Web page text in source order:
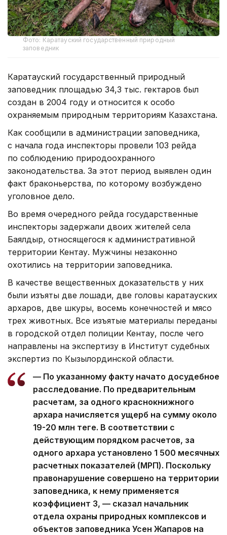
Фото: Каратауский государственный природный
заповедник
Каратауский государственный природный
заповедник площадью 34,3 тыс. гектаров был
создан в 2004 году и относится к особо
охраняемым природным территориям Казахстана.
Как сообщили в администрации заповедника,
с начала года инспекторы провели 103 рейда
по соблюдению природоохранного
законодательства. За этот период выявлен один
факт браконьерства, по которому возбуждено
уголовное дело.
Во время очередного рейда государственные
инспекторы задержали двоих жителей села
Баялдыр, относящегося к административной
территории Кентау. Мужчины незаконно
охотились на территории заповедника.
В качестве вещественных доказательств у них
были изъяты две лошади, две головы каратауских
архаров, две шкуры, восемь конечностей и мясо
трех животных. Все изъятые материалы переданы
в городской отдел полиции Кентау, после чего
направлены на экспертизу в Институт судебных
экспертиз по Кызылординской области.
— По указанному факту начато досудебное
расследование. По предварительным
расчетам, за одного краснокнижного
архара начисляется ущерб на сумму около
19-20 млн теңге. В соответствии с
действующим порядком расчетов, за
одного архара установлено 1 500 месячных
расчетных показателей (МРП). Поскольку
правонарушение совершено на территории
заповедника, к нему применяется
коэффициент 3, — сказал начальник
отдела охраны природных комплексов и
объектов заповедника Усен Жапаров на